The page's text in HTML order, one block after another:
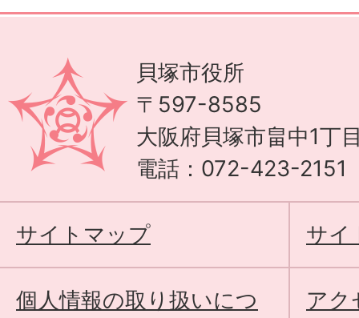
貝塚市役所
〒597-8585
大阪府貝塚市畠中1丁
電話：072-423-2151
サイトマップ サイ
個人情報の取り扱いにつ
アク